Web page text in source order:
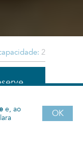
2
Anual
e, ao
OK